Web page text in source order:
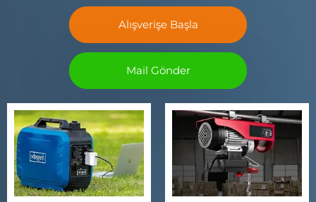
Alışverişe Başla
Mail Gönder